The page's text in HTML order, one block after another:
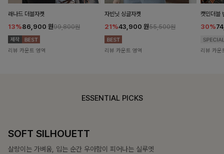
래나드 더블자켓
13%86,900 원99,800원
리뷰 카운트 영역
자빈닛 싱글자켓
21%43,900 원55,500원
리뷰 카운트 영역
캣민더블
30%
리뷰 카운
ESSENTIAL PICKS
COZY ESSENTIAL
매일의 일상을 부드럽게 감싸줄 니트 컬렉션